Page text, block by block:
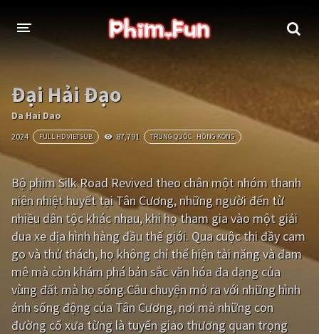
THỂ LOẠI
Thần thoại - Cổ trang
Tâm lý Chiến tranh
Võ thuật - Kiếm hiệp
Kinh dị Tội phạm - Hình sự
Phiêu lưu Hài hước
Viễn tưởng Khoa học - Tài liệu
Hoạt hình Thể thao
Tình cảm - Lãng mạn Kỳ ảo
Đại Hải Đạo
Da Hai Dao
2024 FULL HD VIETSUB 87,791 TRUNG QUỐC - HỒNG KÔNG
Bộ phim Silk Road Revived theo chân một nhóm thanh
niên nhiệt huyết tại Tân Cương, những người đến từ
nhiều dân tộc khác nhau, khi họ tham gia vào một giải
đua xe địa hình hàng đầu thế giới. Qua cuộc thi đầy cam
go và thử thách, họ không chỉ thể hiện tài năng và đam
mê mà còn khám phá bản sắc văn hóa đa dạng của
vùng đất mà họ sống.Câu chuyện mở ra với những hình
ảnh sống động của Tân Cương, nơi mà những con
đường cổ xưa từng là tuyến giao thương quan trọng